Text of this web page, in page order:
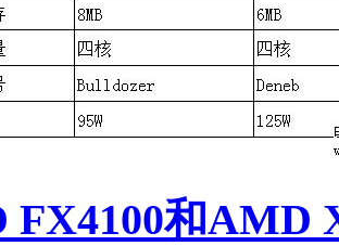
FX4100和AMD